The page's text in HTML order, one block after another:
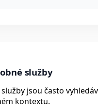
služby
jsou často
kontextu.